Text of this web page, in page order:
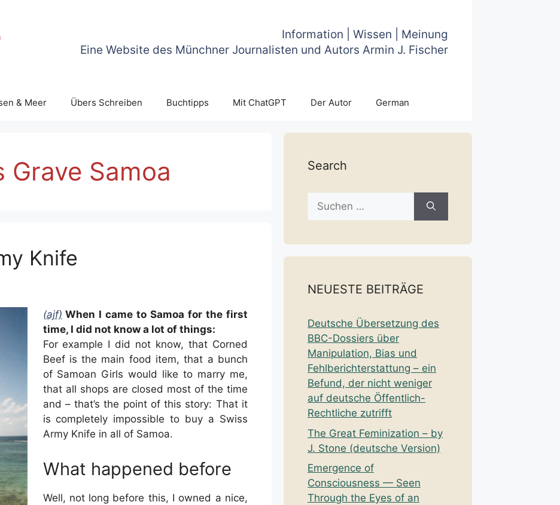
Information | Wissen | Meinung
Eine Website des Münchner Journalisten und Autors Armin J. Fischer
& Meer Übers Schreiben Buchtipps Mit ChatGPT Der Autor German
Grave Samoa
Knife
(ajf) When I came to Samoa for the first
time, I did not know a lot of things:
For example I did not know, that Corned
Beef is the main food item, that a bunch
of Samoan Girls would like to marry me,
that all shops are closed most of the time
and – that’s the point of this story: That it
is completely impossible to buy a Swiss
Army Knife in all of Samoa.
What happened before
Well, not long before this, I owned a nice,
Search
Suche
nach:
NEUESTE BEITRÄGE
Deutsche Übersetzung des
BBC-Dossiers über
Manipulation, Bias und
Fehlberichterstattung – ein
Befund, der nicht weniger
auf deutsche Öffentlich-
Rechtliche zutrifft
The Great Feminization – by
J. Stone (deutsche Version)
Emergence of
Consciousness — Seen
Through the Eyes of an